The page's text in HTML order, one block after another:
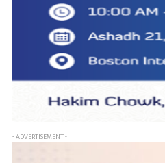
- ADVERTISEMENT -